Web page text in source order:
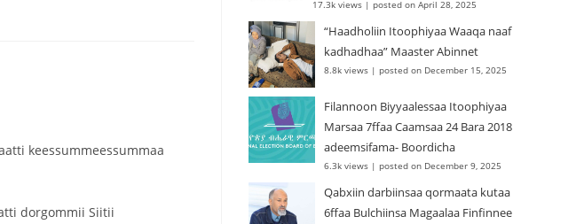
keessummeessummaa
dorgommii Siitii
17.3k views | posted on April 28, 2025
“Haadholiin Itoophiyaa Waaqa naaf
kadhadhaa” Maaster Abinnet
8.8k views | posted on December 15, 2025
Filannoon Biyyaalessaa Itoophiyaa
Marsaa 7ffaa Caamsaa 24 Bara 2018
adeemsifama- Boordicha
6.3k views | posted on December 9, 2025
Qabxiin darbiinsaa qormaata kutaa
6ffaa Bulchiinsa Magaalaa Finfinnee